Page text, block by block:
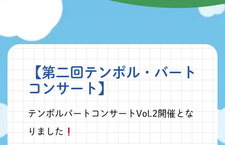
【第二回テンポル・バート
コンサート】
テンポルバートコンサートVol.2開催とな
りました